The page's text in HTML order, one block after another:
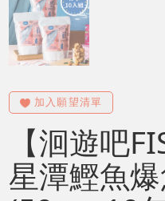
【洄遊吧
星潭鰹魚